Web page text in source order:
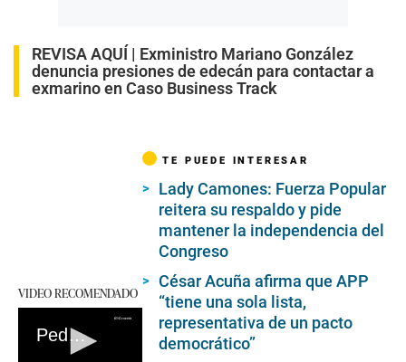
REVISA AQUÍ | Exministro Mariano González
denuncia presiones de edecán para contactar a
exmarino en Caso Business Track
VIDEO RECOMENDADO
Pedro Castillo encabeza ceremonia por 81° aniversario de inmolación de José Quiñones
TE PUEDE INTERESAR
Lady Camones: Fuerza Popular
reitera su respaldo y pide
mantener la independencia del
Congreso
César Acuña afirma que APP
“tiene una sola lista,
representativa de un pacto
democrático”